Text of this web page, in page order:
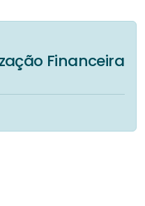
Financeira